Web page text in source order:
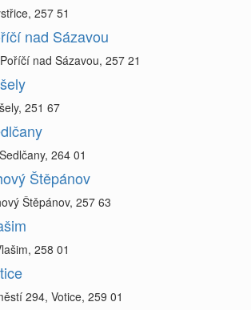
257 51
nad Sázavou
nad Sázavou, 257 21
251 67
264 01
Štěpánov
Štěpánov, 257 63
258 01
294, Votice, 259 01